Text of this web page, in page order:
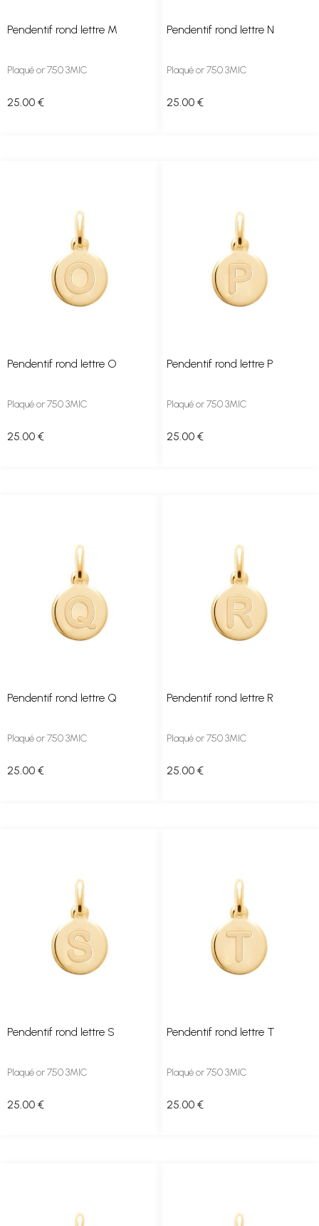
Pendentif rond lettre M
Plaqué or 750 3MIC
25 .00 €
Pendentif rond lettre N
Plaqué or 750 3MIC
25 .00 €
Pendentif rond lettre O
Plaqué or 750 3MIC
25 .00 €
Pendentif rond lettre P
Plaqué or 750 3MIC
25 .00 €
Pendentif rond lettre Q
Plaqué or 750 3MIC
25 .00 €
Pendentif rond lettre R
Plaqué or 750 3MIC
25 .00 €
Pendentif rond lettre S
Plaqué or 750 3MIC
25 .00 €
Pendentif rond lettre T
Plaqué or 750 3MIC
25 .00 €